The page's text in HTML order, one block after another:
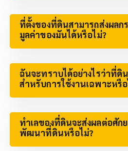
ที่ตั้งของที่ดินสามารถส่งผลก
มูลค่าของมันได้หรือไม่?
ฉันจะทราบได้อย่างไรว่าที่ดิ
สำหรับการใช้งานเฉพาะหรือ
ทำเลของที่ดินจะส่งผลต่อศัก
พัฒนาที่ดินหรือไม่?